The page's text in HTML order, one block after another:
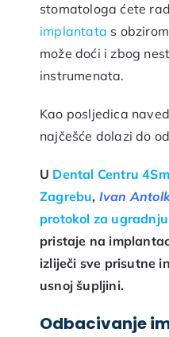
stomatologa ćete
implantata s
može doći i zbog
instrumenata.
Kao posljedica
najčešće dolazi do
U Dental Centru
Zagrebu, Ivan
protokol za
pristaje na
izliječi sve prisutne
usnoj šupljini.
Odbacivanje